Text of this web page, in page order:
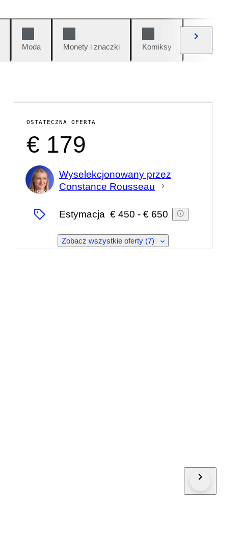
Moda Monety i znaczki Komiksy
OSTATECZNA OFERTA
€ 179
Ekspert
Wyselekcjonowany przez
Constance Rousseau
Estymacja € 450 - € 650
Zobacz wszystkie oferty (7)